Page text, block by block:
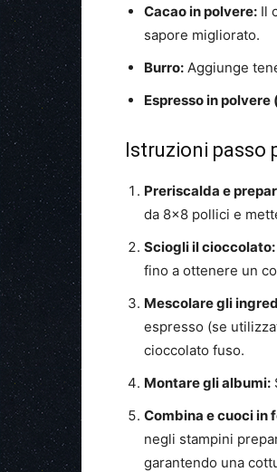
Cacao in polvere: Il
sapore migliorato.
Burro: Aggiunge
Espresso in polvere
Istruzioni passo
Preriscalda e
da 8×8 pollici e
Sciogli il cioccolato:
fino a ottenere un
Mescolare gli
espresso (se
cioccolato fuso.
Montare gli albumi:
Combina e cuoci in
negli stampini
garantendo una